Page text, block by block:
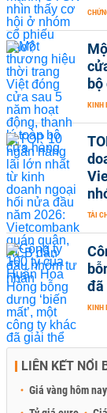
bộ
KINH
TÀI
đã
KINH
LIÊN KẾT NỔI
Giá vàng hôm nay